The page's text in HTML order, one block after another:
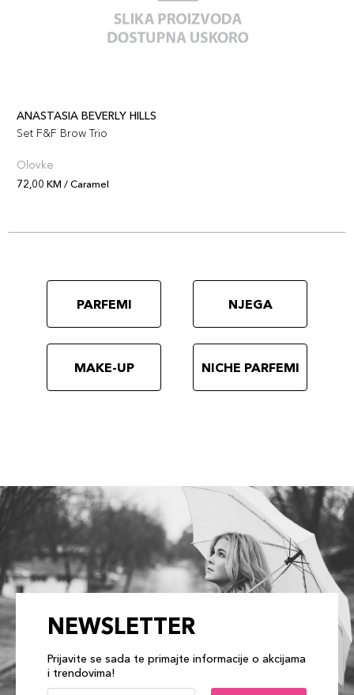
ANASTASIA BEVERLY HILLS
Set F&F Brow Trio
Olovke
72,00 KM / Caramel
PARFEMI NJEGA
MAKE-UP NICHE PARFEMI
NEWSLETTER
Prijavite se sada te primajte informacije o akcijama
i trendovima!